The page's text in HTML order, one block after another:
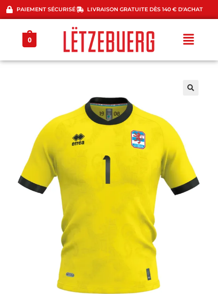
PAIEMENT SÉCURISÉ LIVRAISON GRATUITE DÈS 140 € D'ACHAT
0